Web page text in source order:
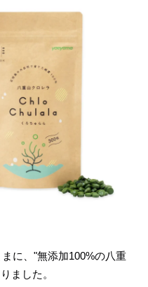
に、"無添加100%の八重
ました。